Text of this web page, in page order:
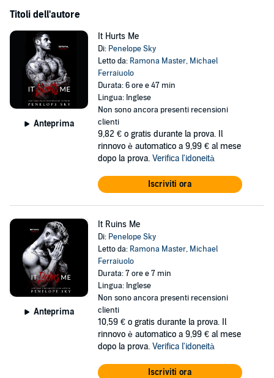
Titoli dell'autore
Anteprima
It Hurts Me
Di: Penelope Sky
Letto da: Ramona Master, Michael
Ferraiuolo
Durata: 6 ore e 47 min
Lingua: Inglese
Non sono ancora presenti recensioni
clienti
9,82 € o gratis durante la prova. Il
rinnovo è automatico a 9,99 € al mese
dopo la prova. Verifica l'idoneità
Iscriviti ora
Anteprima
It Ruins Me
Di: Penelope Sky
Letto da: Ramona Master, Michael
Ferraiuolo
Durata: 7 ore e 7 min
Lingua: Inglese
Non sono ancora presenti recensioni
clienti
10,59 € o gratis durante la prova. Il
rinnovo è automatico a 9,99 € al mese
dopo la prova. Verifica l'idoneità
Iscriviti ora